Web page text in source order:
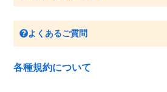
よくあるご質問
各種規約について